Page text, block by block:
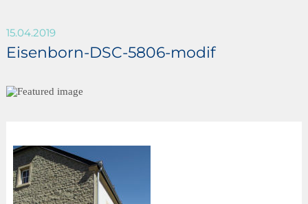
15.04.2019
Eisenborn-DSC-5806-modif